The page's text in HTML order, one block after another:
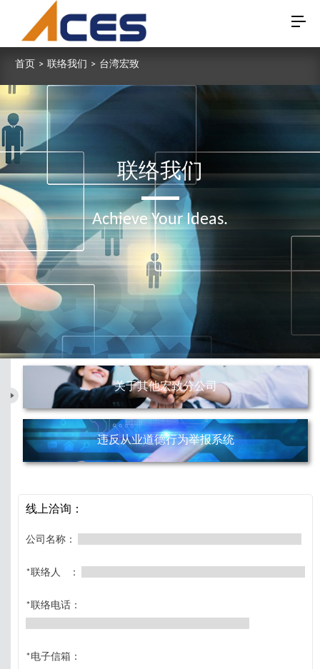
首页 > 联络我们 > 台湾宏致
联络我们
Achieve Your Ideas.
关于其他宏致分公司
违反从业道德行为举报系统
线上洽询：
公司名称：
*联络人 ：
*联络电话：
*电子信箱：